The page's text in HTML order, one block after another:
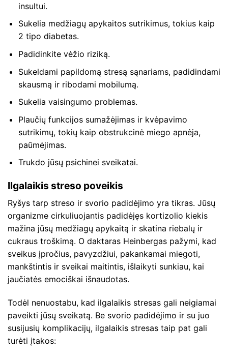
insultui.
Sukelia medžiagų apykaitos sutrikimus, tokius kaip
2 tipo diabetas.
Padidinkite vėžio riziką.
Sukeldami papildomą stresą sąnariams, padidindami
skausmą ir ribodami mobilumą.
Sukelia vaisingumo problemas.
Plaučių funkcijos sumažėjimas ir kvėpavimo
sutrikimų, tokių kaip obstrukcinė miego apnėja,
paūmėjimas.
Trukdo jūsų psichinei sveikatai.
Ilgalaikis streso poveikis
Ryšys tarp streso ir svorio padidėjimo yra tikras. Jūsų
organizme cirkuliuojantis padidėjęs kortizolio kiekis
mažina jūsų medžiagų apykaitą ir skatina riebalų ir
cukraus troškimą. O daktaras Heinbergas pažymi, kad
sveikus įpročius, pavyzdžiui, pakankamai miegoti,
mankštintis ir sveikai maitintis, išlaikyti sunkiau, kai
jaučiatės emociškai išnaudotas.
Todėl nenuostabu, kad ilgalaikis stresas gali neigiamai
paveikti jūsų sveikatą. Be svorio padidėjimo ir su juo
susijusių komplikacijų, ilgalaikis stresas taip pat gali
turėti įtakos: